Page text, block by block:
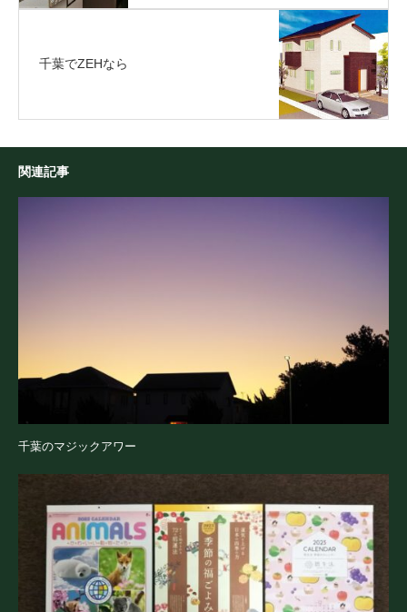
千葉でZEHなら
関連記事
千葉のマジックアワー